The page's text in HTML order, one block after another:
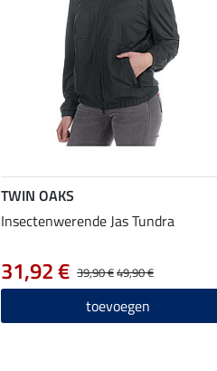
TWIN OAKS
Insectenwerende Jas Tundra
39,90 €49,90 €
31,92 €
toevoegen